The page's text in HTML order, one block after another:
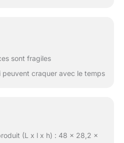
sont fragiles
craquer avec le temps
(L x l x h) : 48 x 28,2 x